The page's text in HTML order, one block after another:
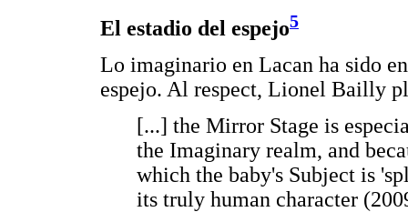
El estadio del espejo5
Lo imaginario en Lacan ha sido
espejo. Al respect, Lionel Bailly
[...] the Mirror Stage is
the Imaginary realm, and
which the baby's Subject is
its truly human character